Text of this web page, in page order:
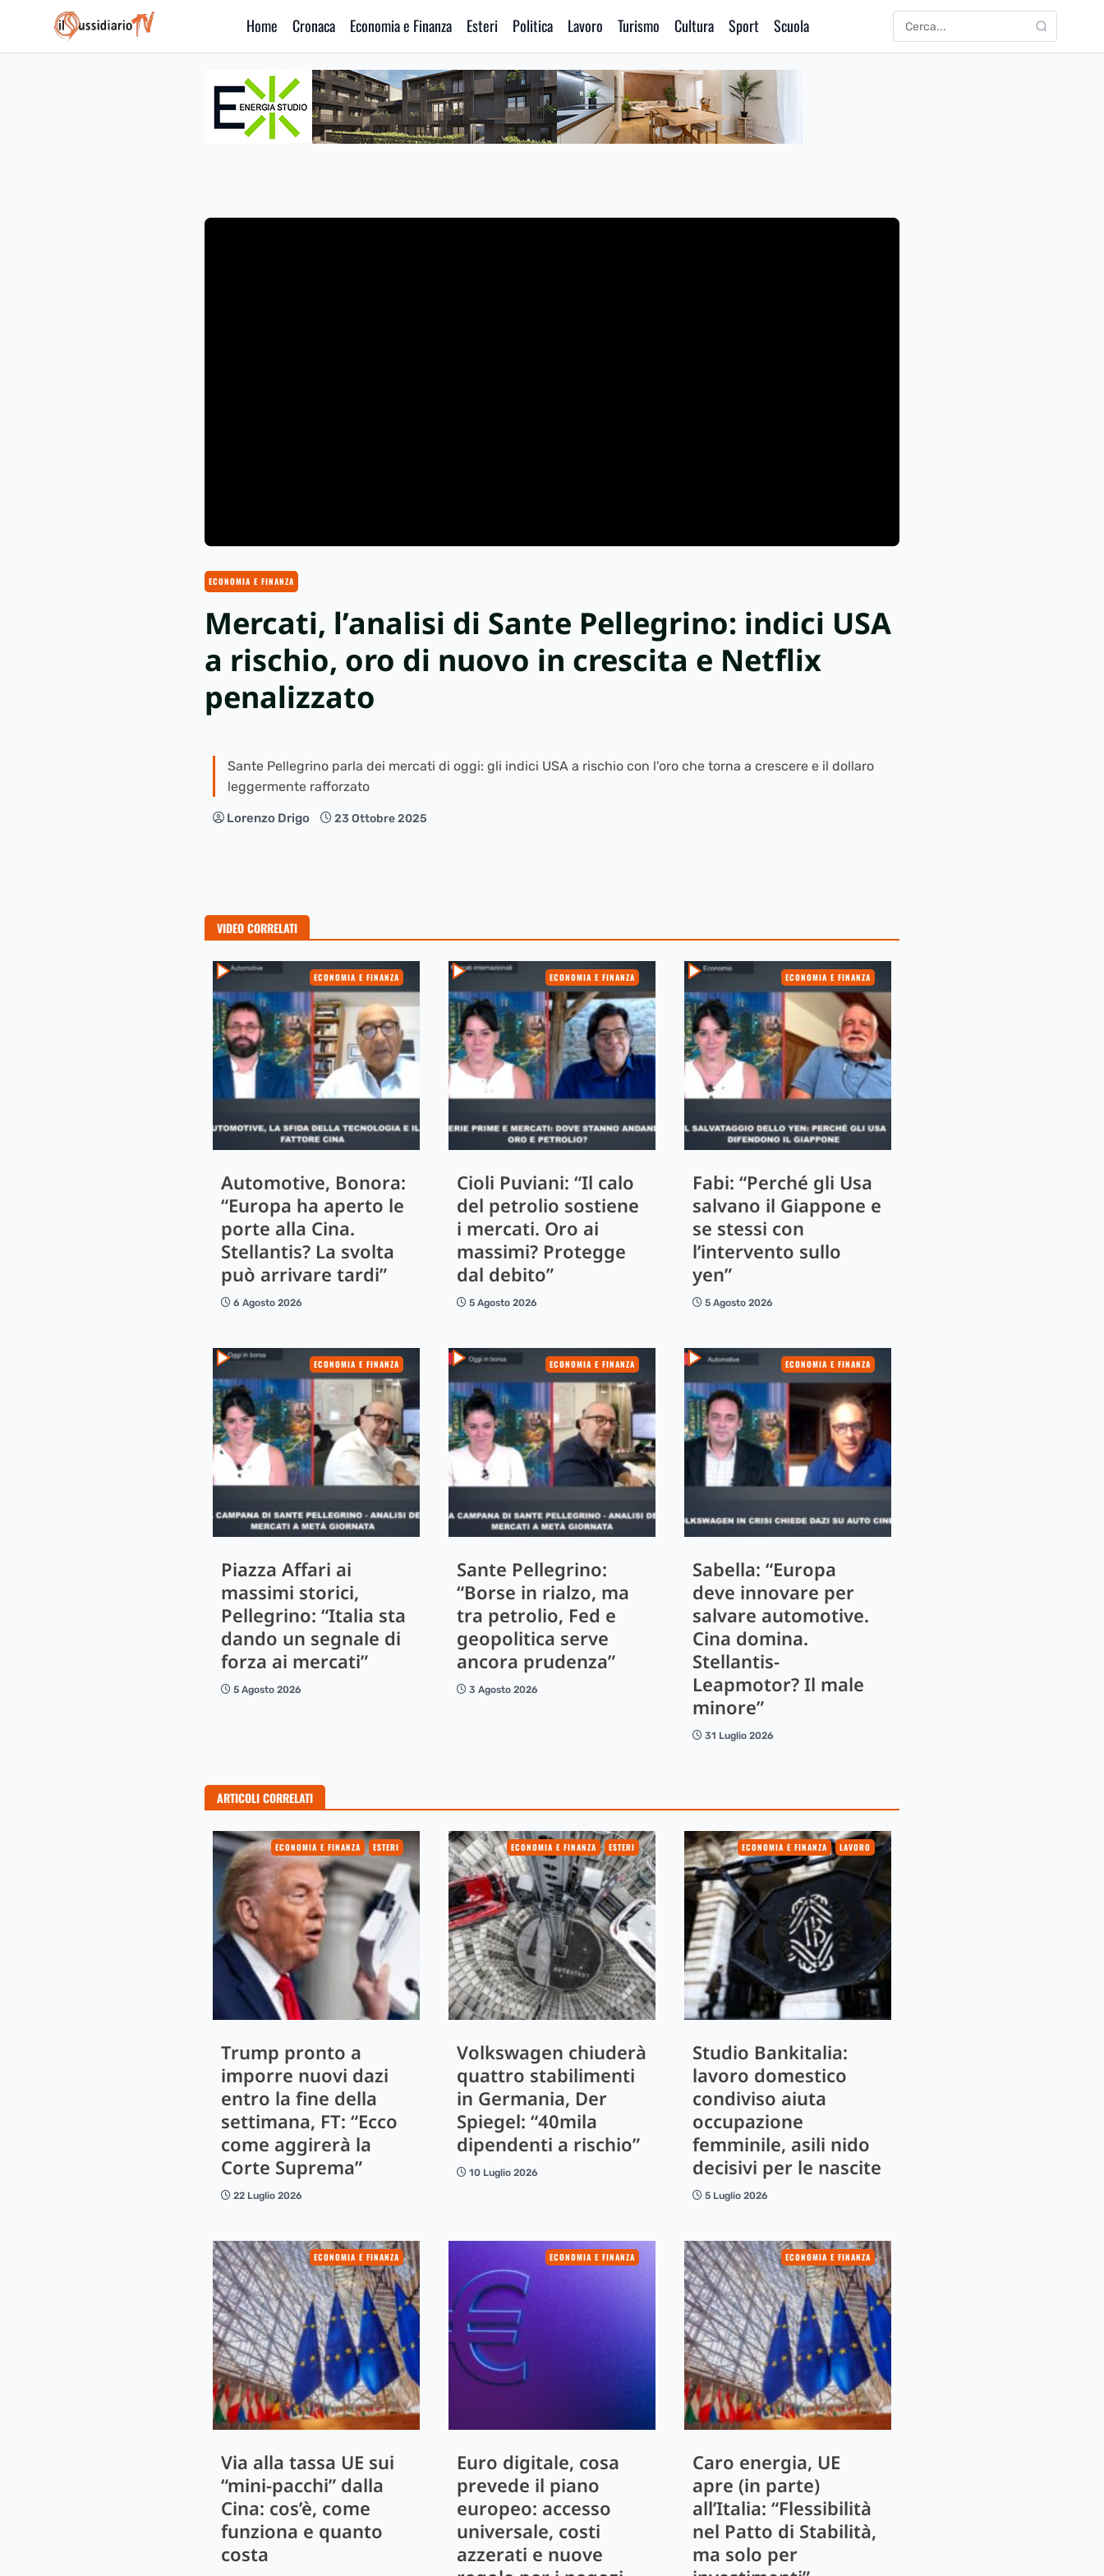
IlSussidiario TV
Home Cronaca Economia e Finanza Esteri Politica Lavoro Turismo Cultura Sport Scuola Cerca: CERCA
ECONOMIA E FINANZA
Mercati, l’analisi di Sante Pellegrino: indici USA
a rischio, oro di nuovo in crescita e Netflix
penalizzato
Sante Pellegrino parla dei mercati di oggi: gli indici USA a rischio con l'oro che torna a crescere e il dollaro
leggermente rafforzato
Lorenzo Drigo 23 Ottobre 2025
VIDEO CORRELATI
ECONOMIA E FINANZA
Automotive, Bonora:
“Europa ha aperto le
porte alla Cina.
Stellantis? La svolta
può arrivare tardi”
6 Agosto 2026
ECONOMIA E FINANZA
Cioli Puviani: “Il calo
del petrolio sostiene
i mercati. Oro ai
massimi? Protegge
dal debito”
5 Agosto 2026
ECONOMIA E FINANZA
Fabi: “Perché gli Usa
salvano il Giappone e
se stessi con
l’intervento sullo
yen”
5 Agosto 2026
ECONOMIA E FINANZA
Piazza Affari ai
massimi storici,
Pellegrino: “Italia sta
dando un segnale di
forza ai mercati”
5 Agosto 2026
ECONOMIA E FINANZA
Sante Pellegrino:
“Borse in rialzo, ma
tra petrolio, Fed e
geopolitica serve
ancora prudenza”
3 Agosto 2026
ECONOMIA E FINANZA
Sabella: “Europa
deve innovare per
salvare automotive.
Cina domina.
Stellantis-
Leapmotor? Il male
minore”
31 Luglio 2026
ARTICOLI CORRELATI
ECONOMIA E FINANZA ESTERI
Trump pronto a
imporre nuovi dazi
entro la fine della
settimana, FT: “Ecco
come aggirerà la
Corte Suprema”
22 Luglio 2026
ECONOMIA E FINANZA ESTERI
Volkswagen chiuderà
quattro stabilimenti
in Germania, Der
Spiegel: “40mila
dipendenti a rischio”
10 Luglio 2026
ECONOMIA E FINANZA LAVORO
Studio Bankitalia:
lavoro domestico
condiviso aiuta
occupazione
femminile, asili nido
decisivi per le nascite
5 Luglio 2026
ECONOMIA E FINANZA
Via alla tassa UE sui
“mini-pacchi” dalla
Cina: cos’è, come
funziona e quanto
costa
ECONOMIA E FINANZA
Euro digitale, cosa
prevede il piano
europeo: accesso
universale, costi
azzerati e nuove
ECONOMIA E FINANZA
Caro energia, UE
apre (in parte)
all’Italia: “Flessibilità
nel Patto di Stabilità,
ma solo per